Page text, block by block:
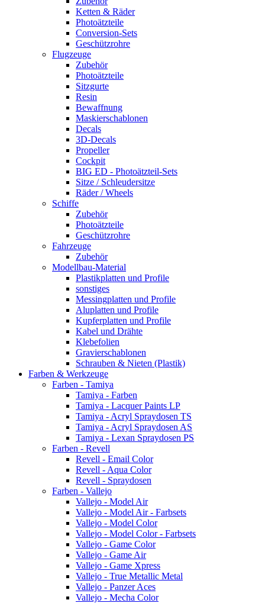
Ketten & Räder
Photoätzteile
Conversion-Sets
Geschützrohre
Flugzeuge
Zubehör
Photoätzteile
Sitzgurte
Resin
Bewaffnung
Maskierschablonen
Decals
3D-Decals
Propeller
Cockpit
BIG ED - Photoätzteil-Sets
Sitze / Schleudersitze
Räder / Wheels
Schiffe
Zubehör
Photoätzteile
Geschützrohre
Fahrzeuge
Zubehör
Modellbau-Material
Plastikplatten und Profile
sonstiges
Messingplatten und Profile
Aluplatten und Profile
Kupferplatten und Profile
Kabel und Drähte
Klebefolien
Gravierschablonen
Schrauben & Nieten (Plastik)
Farben & Werkzeuge
Farben - Tamiya
Tamiya - Farben
Tamiya - Lacquer Paints LP
Tamiya - Acryl Spraydosen TS
Tamiya - Acryl Spraydosen AS
Tamiya - Lexan Spraydosen PS
Farben - Revell
Revell - Email Color
Revell - Aqua Color
Revell - Spraydosen
Farben - Vallejo
Vallejo - Model Air
Vallejo - Model Air - Farbsets
Vallejo - Model Color
Vallejo - Model Color - Farbsets
Vallejo - Game Color
Vallejo - Game Air
Vallejo - Game Xpress
Vallejo - True Metallic Metal
Vallejo - Panzer Aces
Vallejo - Mecha Color